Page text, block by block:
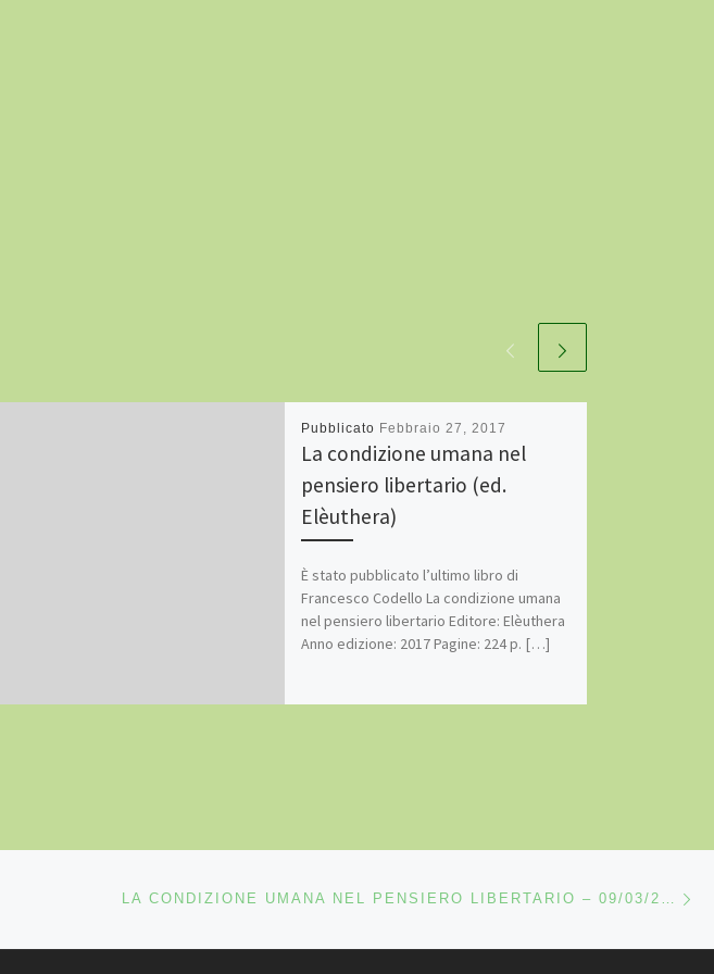
Pubblicato Febbraio 27, 2017
La condizione umana nel
pensiero libertario (ed.
Elèuthera)
È stato pubblicato l’ultimo libro di
Francesco Codello La condizione umana
nel pensiero libertario Editore: Elèuthera
Anno edizione: 2017 Pagine: 224 p. […]
RITORNA ALLA LISTA DEGLI ARTICOLI LA CONDIZIONE UMANA NEL PENSIERO LIBERTARIO – 09/03/2018